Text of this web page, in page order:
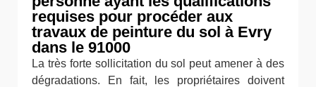
requises pour procéder aux
travaux de peinture du sol à Evry
dans le 91000
La très forte sollicitation du sol peut amener à des
dégradations. En fait, les propriétaires doivent